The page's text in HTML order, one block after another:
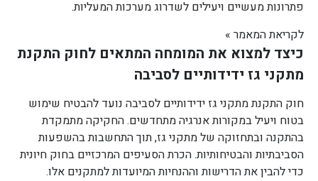
פתרונות מעשיים ויעילים לשדרוג מערכות המעליות.
לקריאת המאמר »
כיצד למצוא את המומחה המתאים לחוק התקנת
מתקני גז ידידותיים לסביבה
חוק התקנת מתקני גז ידידותיים לסביבה נועד להבטיח שימוש
בטוח ויעיל במקורות אנרגיה מתחדשים. החקיקה מתמקדת
בהתקנה ובתחזוקה של מתקני גז, תוך התחשבות בהשפעות
הסביבתיות והבטיחותיות. הכרת הסעיפים המרכזיים בחוק חיונית
כדי להבין את הדרישות וההנחיות המיועדות למתקנים אלו.